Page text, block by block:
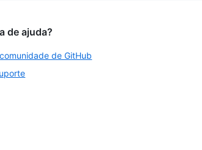
de ajuda?
de GitHub